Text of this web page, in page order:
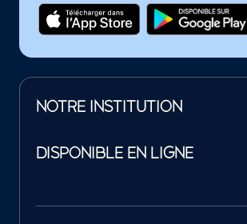
NOTRE INSTITUTION
DISPONIBLE EN LIGNE